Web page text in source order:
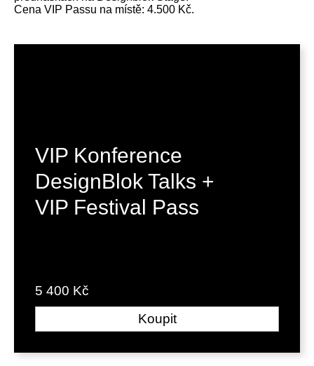
Cena VIP Passu na místě: 4.500 Kč.
VIP Konference
DesignBlok Talks +
VIP Festival Pass
5 400 Kč
Koupit